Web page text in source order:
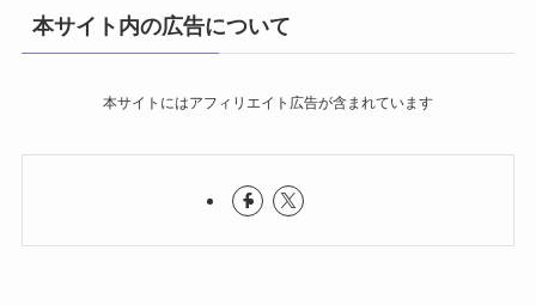
本サイト内の広告について
本サイトにはアフィリエイト広告が含まれています